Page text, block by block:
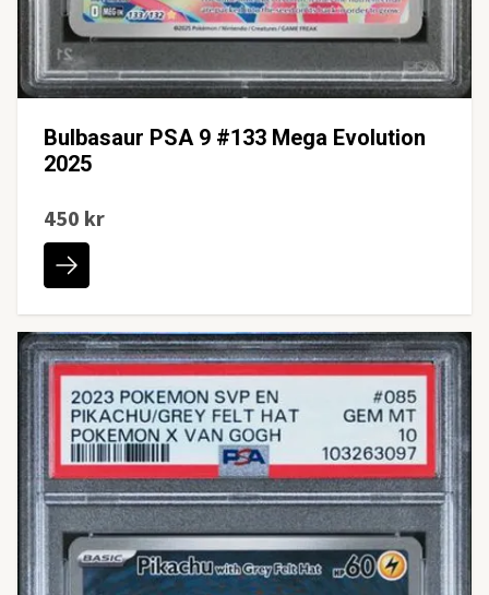
Bulbasaur PSA 9 #133 Mega Evolution
2025
450 kr